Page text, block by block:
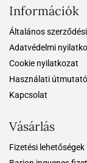
Információk
Általános
Adatvédelmi
Cookie nyilatkozat
Használati útmutató
Kapcsolat
Vásárlás
Fizetési lehetőségek